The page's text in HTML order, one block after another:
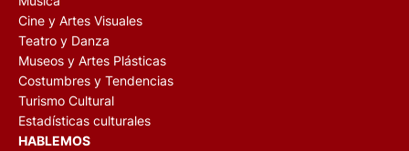
Cine y Artes Visuales
Teatro y Danza
Museos y Artes Plásticas
Costumbres y Tendencias
Turismo Cultural
Estadísticas culturales
HABLEMOS